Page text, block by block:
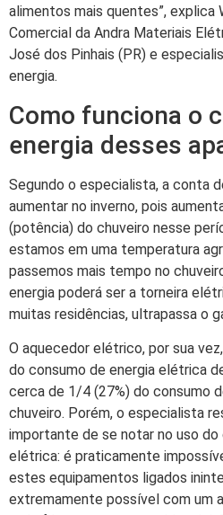
alimentos mais quentes”, explica
Comercial da Andra Materiais
José dos Pinhais (PR) e
energia.
Como funciona o
energia desses
Segundo o especialista, a conta
aumentar no inverno, pois
(potência) do chuveiro nesse
estamos em uma temperatura
passemos mais tempo no
energia poderá ser a torneira
muitas residências, ultrapassa o
O aquecedor elétrico, por sua
do consumo de energia elétrica
cerca de 1/4 (27%) do consumo
chuveiro. Porém, o especialista
importante de se notar no uso do
elétrica: é praticamente
estes equipamentos ligados
extremamente possível com um